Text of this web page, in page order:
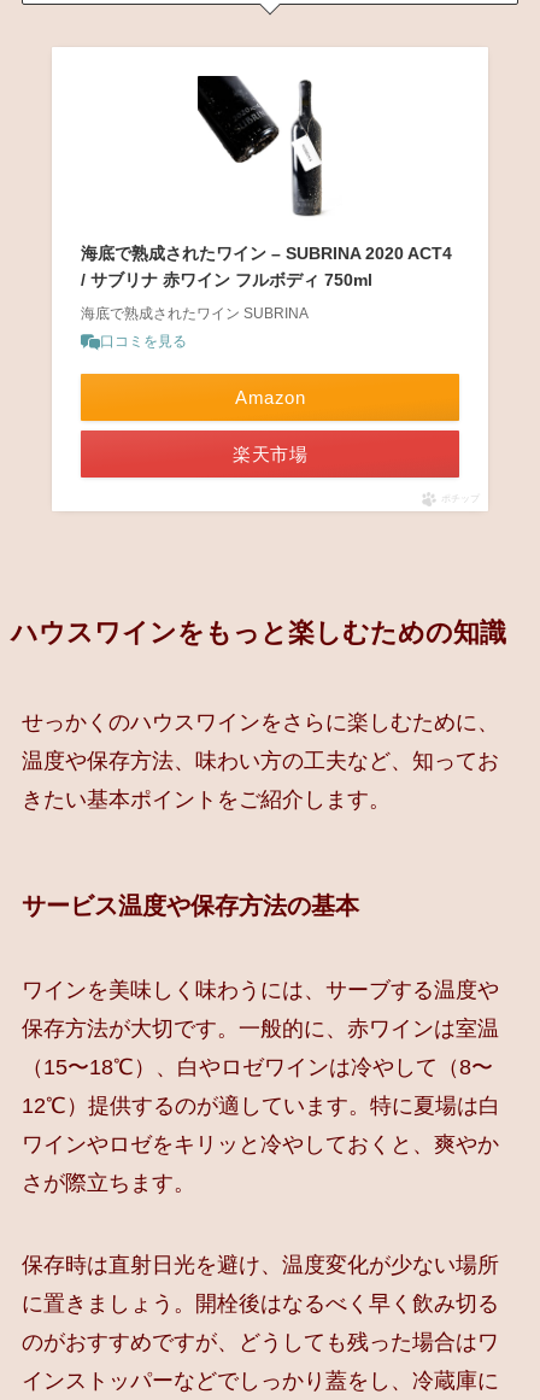
海底で熟成されたワイン – SUBRINA 2020 ACT4
/ サブリナ 赤ワイン フルボディ 750ml
海底で熟成されたワイン SUBRINA
口コミを見る
Amazon
楽天市場
ポチップ
ハウスワインをもっと楽しむための知識
せっかくのハウスワインをさらに楽しむために、
温度や保存方法、味わい方の工夫など、知ってお
きたい基本ポイントをご紹介します。
サービス温度や保存方法の基本
ワインを美味しく味わうには、サーブする温度や
保存方法が大切です。一般的に、赤ワインは室温
（15〜18℃）、白やロゼワインは冷やして（8〜
12℃）提供するのが適しています。特に夏場は白
ワインやロゼをキリッと冷やしておくと、爽やか
さが際立ちます。
保存時は直射日光を避け、温度変化が少ない場所
に置きましょう。開栓後はなるべく早く飲み切る
のがおすすめですが、どうしても残った場合はワ
インストッパーなどでしっかり蓋をし、冷蔵庫に